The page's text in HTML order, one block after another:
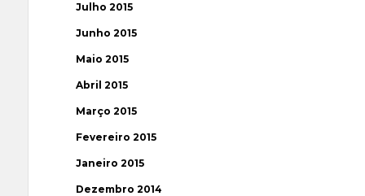
Julho 2015
Junho 2015
Maio 2015
Abril 2015
Março 2015
Fevereiro 2015
Janeiro 2015
Dezembro 2014